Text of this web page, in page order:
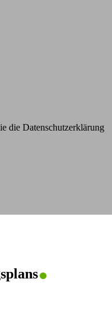
die Datenschutzerklärung
.